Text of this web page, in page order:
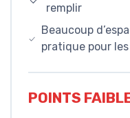
remplir
Beaucoup
pratique pour
POINTS